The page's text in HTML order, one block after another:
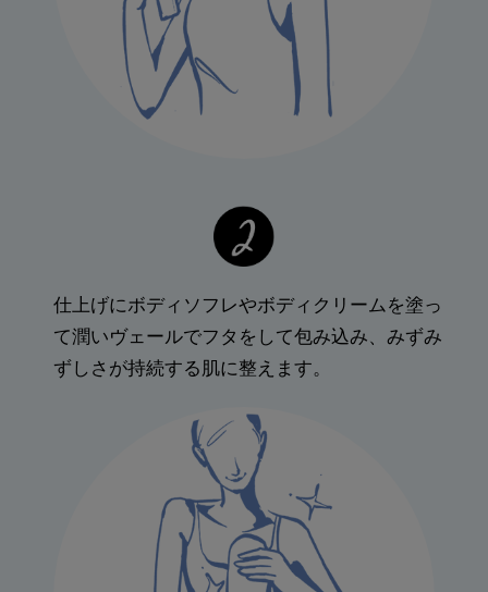
仕上げにボディソフレやボディクリームを塗っ
て潤いヴェールでフタをして包み込み、みずみ
ずしさが持続する肌に整えます。